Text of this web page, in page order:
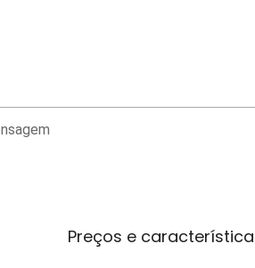
Preços e